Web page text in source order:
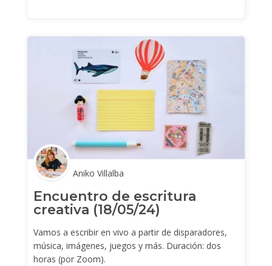
Aniko Villalba
Encuentro de escritura
creativa (18/05/24)
Vamos a escribir en vivo a partir de disparadores,
música, imágenes, juegos y más. Duración: dos
horas (por Zoom).